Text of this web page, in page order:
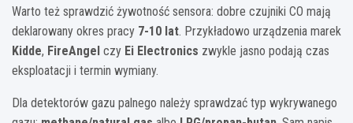
Warto też sprawdzić żywotność sensora: dobre czujniki CO mają
deklarowany okres pracy 7-10 lat. Przykładowo urządzenia marek
Kidde, FireAngel czy Ei Electronics zwykle jasno podają czas
eksploatacji i termin wymiany.
Dla detektorów gazu palnego należy sprawdzać typ wykrywanego